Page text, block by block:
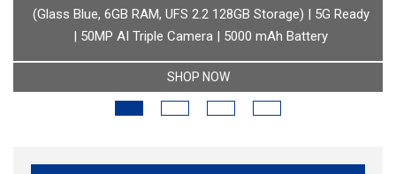
boAt Newly Launched Wave Call Plus with 1.83" HD Display